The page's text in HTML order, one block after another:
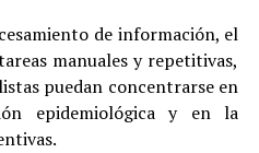
de información, el
manuales y repetitivas,
puedan concentrarse en
epidemiológica y en la